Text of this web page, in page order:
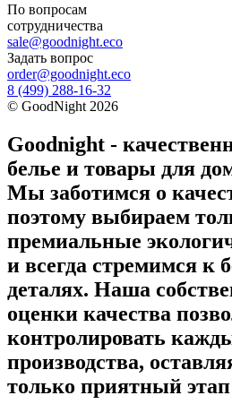
По вопросам
сотрудничества
sale@goodnight.eco
Задать вопрос
order@goodnight.eco
8 (499) 288-16-32
© GoodNight 2026
Goodnight -
белье и товары для
Мы заботимся о
поэтому выбираем
премиальные
и всегда стремимся к
деталях. Наша
оценки качества
контролировать
производства,
только приятный